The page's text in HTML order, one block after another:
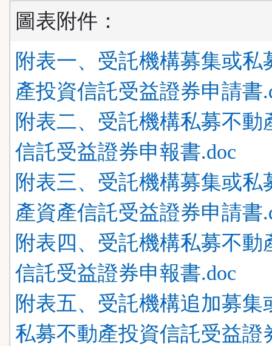
圖表附件：
附表一、受託機構募集或私
產投資信託受益證券申請書
附表二、受託機構私募不動
信託受益證券申報書.doc
附表三、受託機構募集或私
產資產信託受益證券申請書
附表四、受託機構私募不動
信託受益證券申報書.doc
附表五、受託機構追加募集
私募不動產投資信託受益證